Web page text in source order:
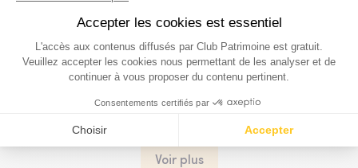
Investissements thématiques
L’IA, machine à croissance… ou machine à dépenses ?
Voir plus